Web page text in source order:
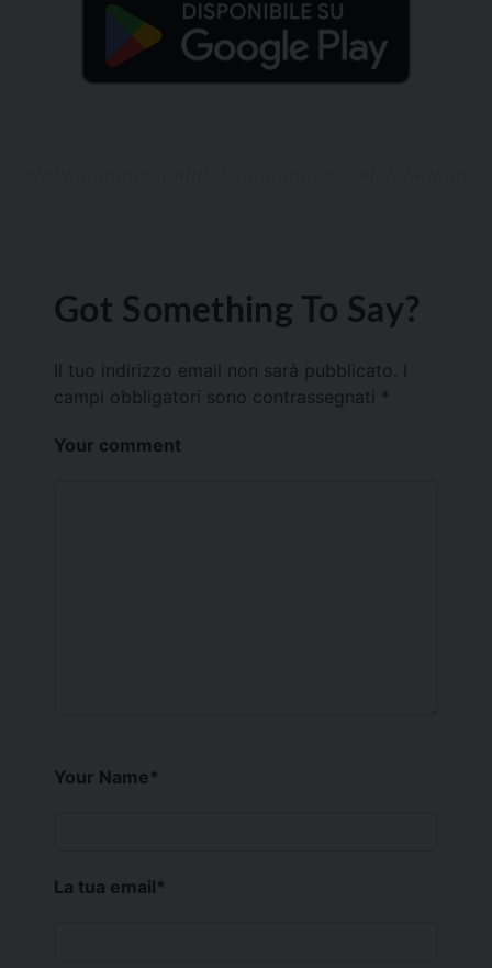
Got Something To Say?
Il tuo indirizzo email non sarà pubblicato.
campi obbligatori sono contrassegnati *
Your comment
Your Name*
La tua email*